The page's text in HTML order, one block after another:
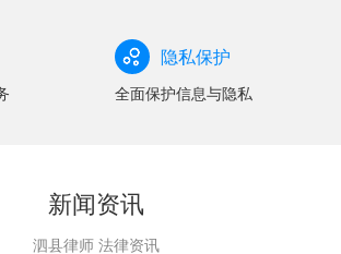
隐私保护
全面保护信息与隐私
新闻资讯
泗县律师 法律资讯